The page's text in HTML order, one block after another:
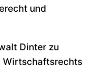
und
Dinter zu
Wirtschaftsrechts